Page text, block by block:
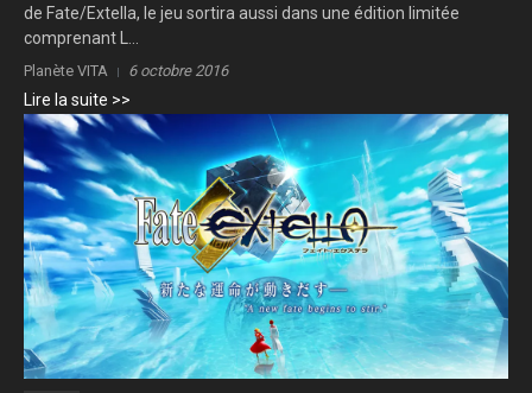
de Fate/Extella, le jeu sortira aussi dans une édition limitée
comprenant L...
Planète VITA 6 octobre 2016
Lire la suite >>